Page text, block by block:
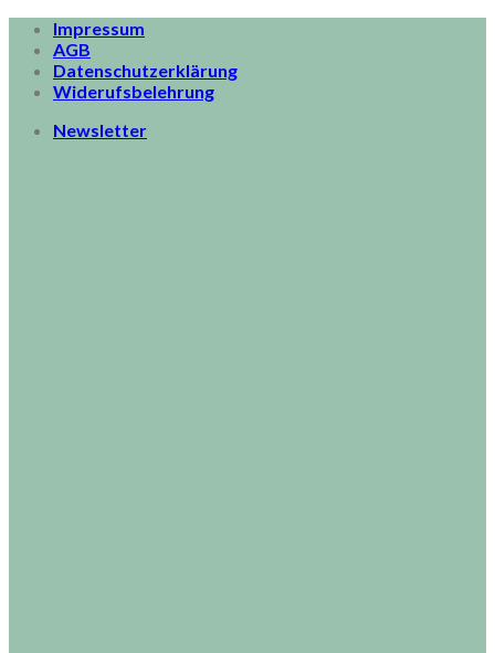
Skip
content
Impressum
AGB
Datenschutzerklärung
Widerufsbelehrung
Newsletter